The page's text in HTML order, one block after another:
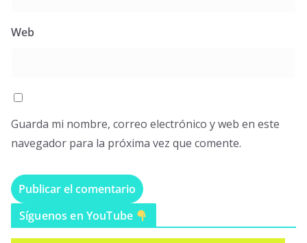
Web
Guarda mi nombre, correo electrónico y web en este
navegador para la próxima vez que comente.
Síguenos en YouTube